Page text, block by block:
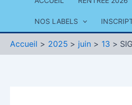
NOS LABELS
Accueil 2025 juin 13